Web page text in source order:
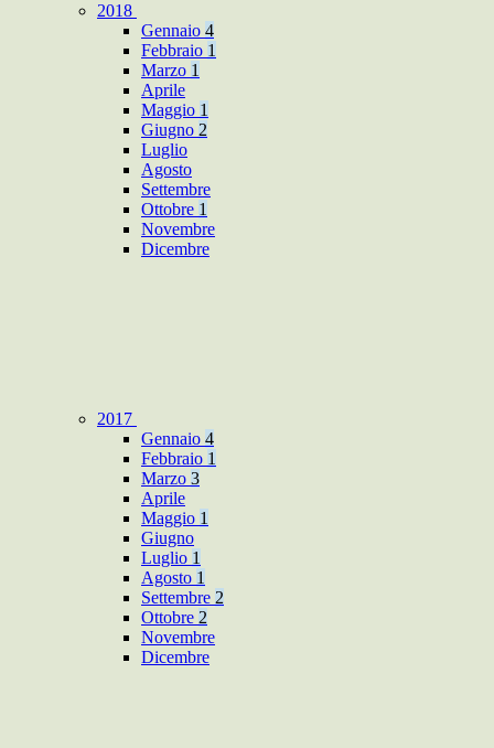
2018
Gennaio 4
Febbraio 1
Marzo 1
Aprile
Maggio 1
Giugno 2
Luglio
Agosto
Settembre
Ottobre 1
Novembre
Dicembre
2017
Gennaio 4
Febbraio 1
Marzo 3
Aprile
Maggio 1
Giugno
Luglio 1
Agosto 1
Settembre 2
Ottobre 2
Novembre
Dicembre